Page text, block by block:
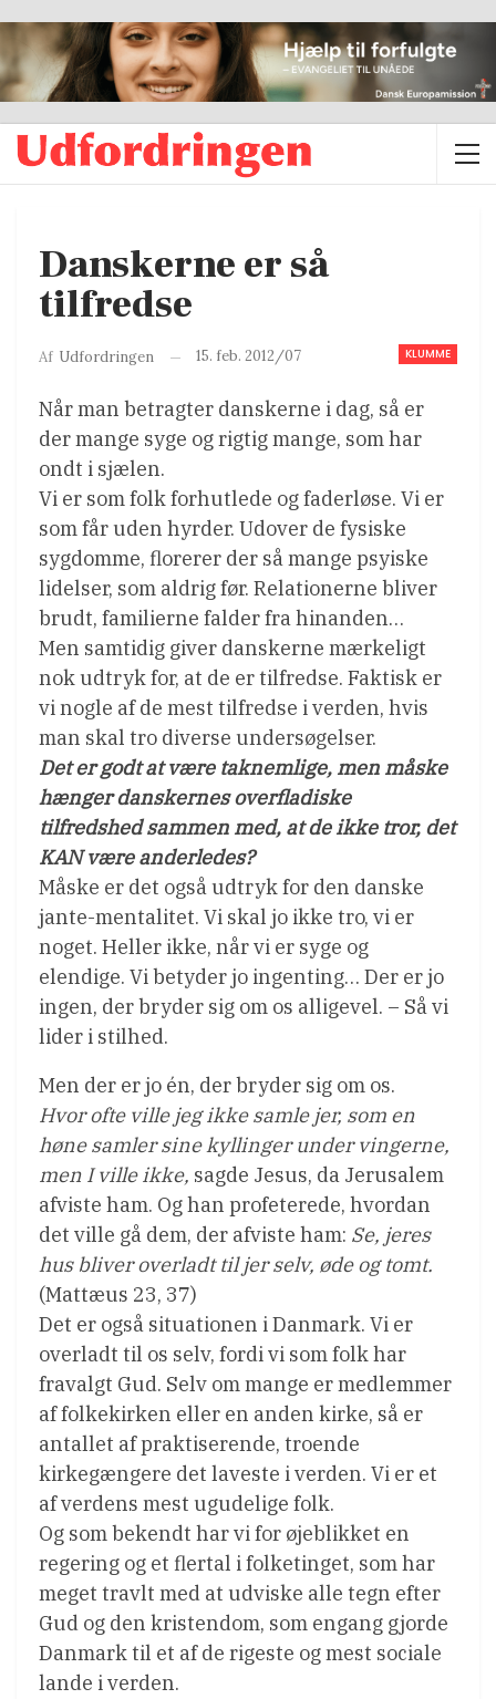
Danskerne er så
tilfredse
KLUMME
Af Udfordringen 15. feb. 2012/07
Når man betragter danskerne i dag, så er
der mange syge og rigtig mange, som har
ondt i sjælen.
Vi er som folk forhutlede og faderløse. Vi er
som får uden hyrder. Udover de fysiske
sygdomme, florerer der så mange psyiske
lidelser, som aldrig før. Relationerne bliver
brudt, familierne falder fra hinanden…
Men samtidig giver danskerne mærkeligt
nok udtryk for, at de er tilfredse. Faktisk er
vi nogle af de mest tilfredse i verden, hvis
man skal tro diverse undersøgelser.
Det er godt at være taknemlige, men måske
hænger danskernes overfladiske
tilfredshed sammen med, at de ikke tror, det
KAN være anderledes?
Måske er det også udtryk for den danske
jante-mentalitet. Vi skal jo ikke tro, vi er
noget. Heller ikke, når vi er syge og
elendige. Vi betyder jo ingenting… Der er jo
ingen, der bryder sig om os alligevel. – Så vi
lider i stilhed.
Men der er jo én, der bryder sig om os.
Hvor ofte ville jeg ikke samle jer, som en
høne samler sine kyllinger under vingerne,
men I ville ikke, sagde Jesus, da Jerusalem
afviste ham. Og han profeterede, hvordan
det ville gå dem, der afviste ham: Se, jeres
hus bliver overladt til jer selv, øde og tomt.
(Mattæus 23, 37)
Det er også situationen i Danmark. Vi er
overladt til os selv, fordi vi som folk har
fravalgt Gud. Selv om mange er medlemmer
af folkekirken eller en anden kirke, så er
antallet af praktiserende, troende
kirkegængere det laveste i verden. Vi er et
af verdens mest ugudelige folk.
Og som bekendt har vi for øjeblikket en
regering og et flertal i folketinget, som har
meget travlt med at udviske alle tegn efter
Gud og den kristendom, som engang gjorde
Danmark til et af de rigeste og mest sociale
lande i verden.